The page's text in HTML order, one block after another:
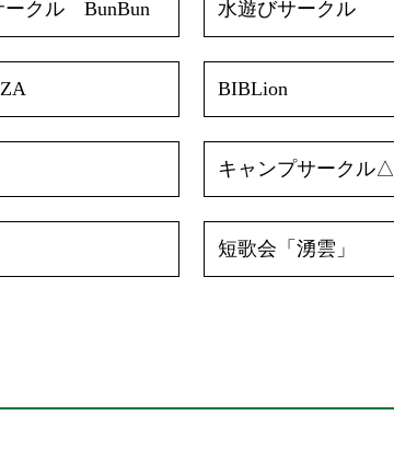
ークル BunBun 水遊びサークル
BIBLion
キャンプサークル△
短歌会「湧雲」